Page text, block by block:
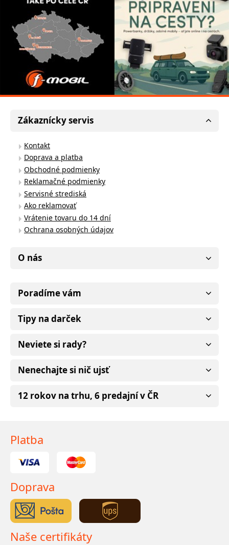
Zákaznícky servis
Kontakt
Doprava a platba
Obchodné podmienky
Reklamačné podmienky
Servisné strediská
Ako reklamovať
Vrátenie tovaru do 14 dní
Ochrana osobných údajov
O nás
Poradíme vám
Tipy na darček
Neviete si rady?
Nenechajte si nič ujsť
12 rokov na trhu, 6 predajní v ČR
Platba
Doprava
Naše certifikáty